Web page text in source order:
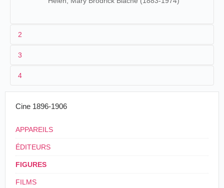
2
3
4
Cine 1896-1906
APPAREILS
ÉDITEURS
FIGURES
FILMS